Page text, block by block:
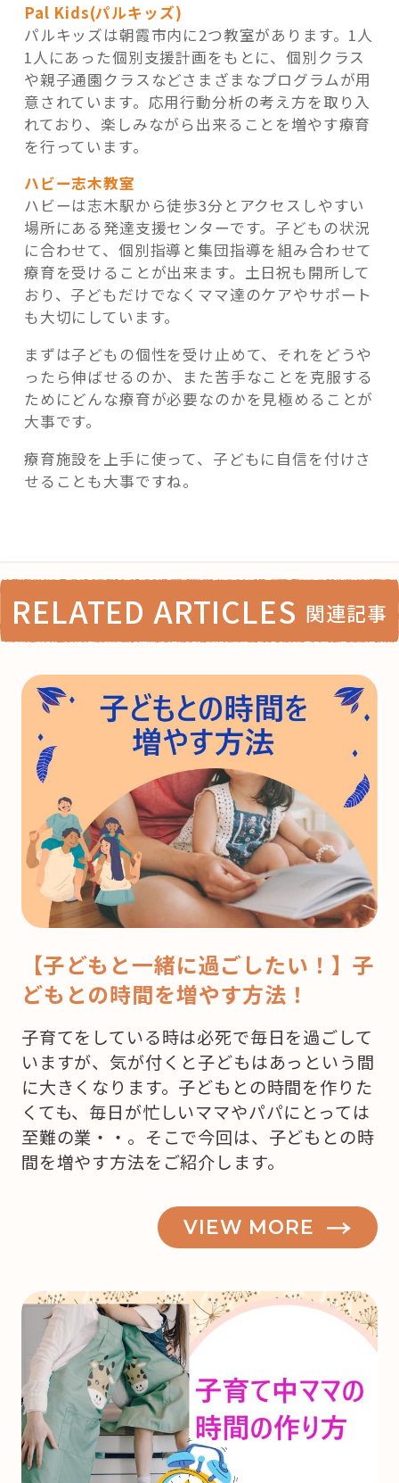
Pal Kids(パルキッズ)
パルキッズは朝霞市内に2つ教室があります。1人
1人にあった個別支援計画をもとに、個別クラス
や親子通園クラスなどさまざまなプログラムが用
意されています。応用行動分析の考え方を取り入
れており、楽しみながら出来ることを増やす療育
を行っています。
ハビー志木教室
ハビーは志木駅から徒歩3分とアクセスしやすい
場所にある発達支援センターです。子どもの状況
に合わせて、個別指導と集団指導を組み合わせて
療育を受けることが出来ます。土日祝も開所して
おり、子どもだけでなくママ達のケアやサポート
も大切にしています。
まずは子どもの個性を受け止めて、それをどうや
ったら伸ばせるのか、また苦手なことを克服する
ためにどんな療育が必要なのかを見極めることが
大事です。
療育施設を上手に使って、子どもに 自信を付けさ
せることも大事ですね。
RELATED ARTICLES 関連記事
【子どもと一緒に過ごしたい！】子
どもとの時間を増やす方法！
子育てをしている時は必死で毎日を過ごして
いますが、気が付くと子どもはあっという間
に大きくなります。子どもとの時間を作りた
くても、毎日が忙しいママやパパにとっては
至難の業・・。そこで今回は、子どもとの時
間を増やす方法をご紹介します。
VIEW MORE